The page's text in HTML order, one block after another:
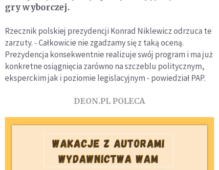
gry wyborczej.
Rzecznik polskiej prezydencji Konrad Niklewicz odrzuca te
zarzuty. - Całkowicie nie zgadzamy się z taką oceną.
Prezydencja konsekwentnie realizuje swój program i ma już
konkretne osiągnięcia zarówno na szczeblu politycznym,
eksperckim jak i poziomie legislacyjnym - powiedział PAP.
DEON.PL POLECA